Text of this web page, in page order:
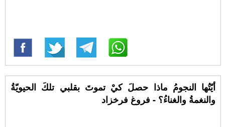
أيّتُها النجومُ ماذا حصلَ كيْ تموتَ بقلبي تلكَ الحيويّةُ
والنغمةُ والغناءُ؟ - فروغ فرخزاد